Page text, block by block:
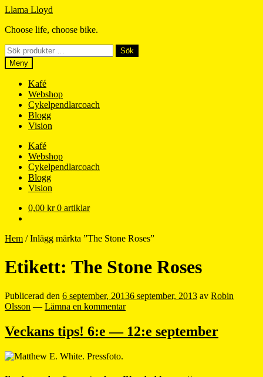
Hoppa
navigering
Hoppa
innehåll
Llama Lloyd
Choose life, choose bike.
Sök
efter:
Sök
Meny
Kafé
Webshop
Cykelpendlarcoach
Blogg
Vision
Kafé
Webshop
Cykelpendlarcoach
Blogg
Vision
0,00 kr 0 artiklar
Hem /Inlägg märkta ”The Stone Roses”
Etikett: The Stone Roses
Publicerad den 6 september, 20136 september, 2013 av Robin
Olsson — Lämna en kommentar
Veckans tips! 6:e — 12:e september